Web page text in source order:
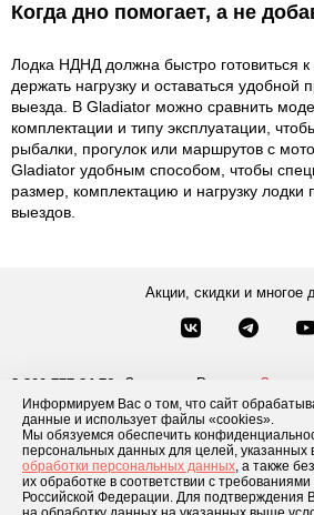
Информируем Вас о том, что сайт
данные и использует файлы «cookies».
Мы обязуемся обеспечить
персональных данных для целей, указанных
обработки персональных данных, а также
их обработке в соответствии с
Российской Федерации. Для подтверждения
Когда дно помогает, а не
Лодка НДНД должна быстро готовиться к
держать нагрузку и оставаться удобной
выезда. В Gladiator можно сравнить
комплектации и типу эксплуатации,
рыбалки, прогулок или маршрутов с
Gladiator удобным способом, чтобы
размер, комплектацию и нагрузку
выездов.
Акции, скидки и многое
8-800-777-84-76 Звонки по России
8 495 181-69-06
Москва
Каталог товаров О компании Доставка и
Условия рассрочки
Контакты